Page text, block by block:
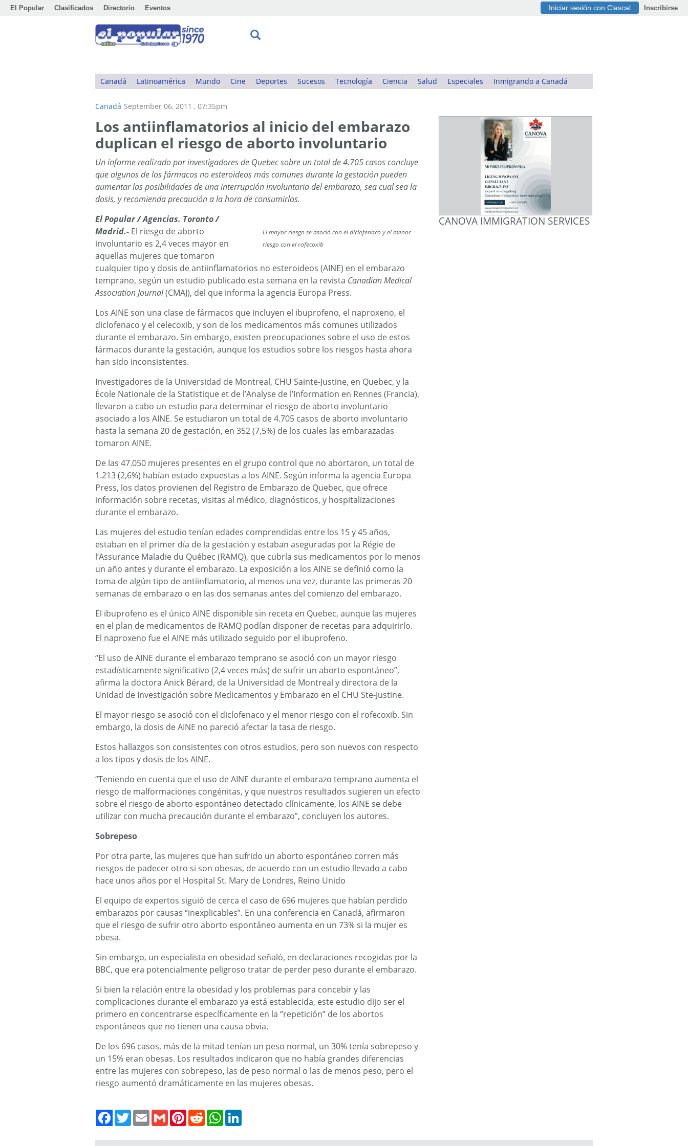
El Popular Clasificados Directorio Eventos Iniciar sesión con Clascal Inscribirse
Canadá Latinoamérica Mundo Cine Deportes Sucesos Tecnología Ciencia Salud Especiales Inmigrando a Canadá
Canadá September 06, 2011 , 07:35pm
Los antiinflamatorios al inicio del embarazo
duplican el riesgo de aborto involuntario
Un informe realizado por investigadores de Quebec sobre un total de 4.705 casos concluye
que algunos de los fármacos no esteroideos más comunes durante la gestación pueden
aumentar las posibilidades de una interrupción involuntaria del embarazo, sea cual sea la
dosis, y recomienda precaución a la hora de consumirlos.
El mayor riesgo se asoció con el diclofenaco y el menor
riesgo con el rofecoxib
El Popular / Agencias. Toronto /
Madrid.- El riesgo de aborto
involuntario es 2,4 veces mayor en
aquellas mujeres que tomaron
cualquier tipo y dosis de antiinflamatorios no esteroideos (AINE) en el embarazo
temprano, según un estudio publicado esta semana en la revista Canadian Medical
Association Journal(CMAJ), del que informa la agencia Europa Press.
Los AINE son una clase de fármacos que incluyen el ibuprofeno, el naproxeno, el
diclofenaco y el celecoxib, y son de los medicamentos más comunes utilizados
durante el embarazo. Sin embargo, existen preocupaciones sobre el uso de estos
fármacos durante la gestación, aunque los estudios sobre los riesgos hasta ahora
han sido inconsistentes.
Investigadores de la Universidad de Montreal, CHU Sainte-Justine, en Quebec, y la
École Nationale de la Statistique et de l’Analyse de l’Information en Rennes (Francia),
llevaron a cabo un estudio para determinar el riesgo de aborto involuntario
asociado a los AINE. Se estudiaron un total de 4.705 casos de aborto involuntario
hasta la semana 20 de gestación, en 352 (7,5%) de los cuales las embarazadas
tomaron AINE.
De las 47.050 mujeres presentes en el grupo control que no abortaron, un total de
1.213 (2,6%) habían estado expuestas a los AINE. Según informa la agencia Europa
Press, los datos provienen del Registro de Embarazo de Quebec, que ofrece
información sobre recetas, visitas al médico, diagnósticos, y hospitalizaciones
durante el embarazo.
Las mujeres del estudio tenían edades comprendidas entre los 15 y 45 años,
estaban en el primer día de la gestación y estaban aseguradas por la Régie de
l’Assurance Maladie du Québec (RAMQ), que cubría sus medicamentos por lo menos
un año antes y durante el embarazo. La exposición a los AINE se definió como la
toma de algún tipo de antiinflamatorio, al menos una vez, durante las primeras 20
semanas de embarazo o en las dos semanas antes del comienzo del embarazo.
El ibuprofeno es el único AINE disponible sin receta en Quebec, aunque las mujeres
en el plan de medicamentos de RAMQ podían disponer de recetas para adquirirlo.
El naproxeno fue el AINE más utilizado seguido por el ibuprofeno.
“El uso de AINE durante el embarazo temprano se asoció con un mayor riesgo
estadísticamente significativo (2,4 veces más) de sufrir un aborto espontáneo”,
afirma la doctora Anick Bérard, de la Universidad de Montreal y directora de la
Unidad de Investigación sobre Medicamentos y Embarazo en el CHU Ste-Justine.
El mayor riesgo se asoció con el diclofenaco y el menor riesgo con el rofecoxib. Sin
embargo, la dosis de AINE no pareció afectar la tasa de riesgo.
Estos hallazgos son consistentes con otros estudios, pero son nuevos con respecto
a los tipos y dosis de los AINE.
“Teniendo en cuenta que el uso de AINE durante el embarazo temprano aumenta el
riesgo de malformaciones congénitas, y que nuestros resultados sugieren un efecto
sobre el riesgo de aborto espontáneo detectado clínicamente, los AINE se debe
utilizar con mucha precaución durante el embarazo”, concluyen los autores.
Sobrepeso
Por otra parte, las mujeres que han sufrido un aborto espontáneo corren más
riesgos de padecer otro si son obesas, de acuerdo con un estudio llevado a cabo
hace unos años por el Hospital St. Mary de Londres, Reino Unido
El equipo de expertos siguió de cerca el caso de 696 mujeres que habían perdido
embarazos por causas “inexplicables”. En una conferencia en Canadá, afirmaron
que el riesgo de sufrir otro aborto espontáneo aumenta en un 73% si la mujer es
obesa.
Sin embargo, un especialista en obesidad señaló, en declaraciones recogidas por la
BBC, que era potencialmente peligroso tratar de perder peso durante el embarazo.
Si bien la relación entre la obesidad y los problemas para concebir y las
complicaciones durante el embarazo ya está establecida, este estudio dijo ser el
primero en concentrarse específicamente en la “repetición” de los abortos
espontáneos que no tienen una causa obvia.
De los 696 casos, más de la mitad tenían un peso normal, un 30% tenía sobrepeso y
un 15% eran obesas. Los resultados indicaron que no había grandes diferencias
entre las mujeres con sobrepeso, las de peso normal o las de menos peso, pero el
riesgo aumentó dramáticamente en las mujeres obesas.
TwitterEmail Gmail PinterestRedditWhatsApp
CANOVA IMMIGRATION SERVICES